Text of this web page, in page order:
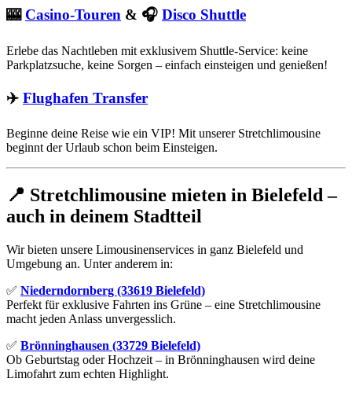
🎰 Casino-Touren & 🎧 Disco Shuttle
Erlebe das Nachtleben mit exklusivem Shuttle-Service: keine
Parkplatzsuche, keine Sorgen – einfach einsteigen und genießen!
✈️ Flughafen Transfer
Beginne deine Reise wie ein VIP! Mit unserer Stretchlimousine
beginnt der Urlaub schon beim Einsteigen.
📍 Stretchlimousine mieten in Bielefeld –
auch in deinem Stadtteil
Wir bieten unsere Limousinenservices in ganz Bielefeld und
Umgebung an. Unter anderem in:
✅ Niederndornberg (33619 Bielefeld)
Perfekt für exklusive Fahrten ins Grüne – eine Stretchlimousine
macht jeden Anlass unvergesslich.
✅ Brönninghausen (33729 Bielefeld)
Ob Geburtstag oder Hochzeit – in Brönninghausen wird deine
Limofahrt zum echten Highlight.